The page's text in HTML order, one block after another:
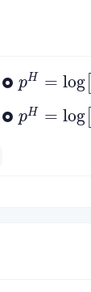
pH = log[
pH log [
pH = log[
pH log [